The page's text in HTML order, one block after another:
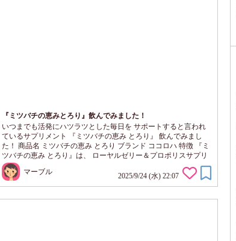
『ミツバチの恵みとろり』飲んでみました！
いつまでも活発にハツラツとした毎日を サポートすると言われ
ているサプリメント 『ミツバチの恵み とろり』 飲んでみまし
た！ 商品名 ミツバチの恵み とろり ブランド ココロハ 特徴 『ミ
ツバチの恵み とろり』は、 ローヤルゼリー＆プロポリスサプリ
メント デセン酸濃度６％以上のチベット高山で 無農薬栽培の菜
の花から採取したロイヤルゼリーを使用。 ブラジル産プロポリ
スも配合 天然由来のビタミンE・アスタキサンチン配合 ⬇️ ロ
マーブル 2025/9/24 (水) 22:07